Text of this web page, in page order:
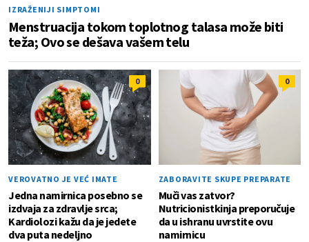
IZRAŽENIJI SIMPTOMI
Menstruacija tokom toplotnog talasa može biti
teža; Ovo se dešava vašem telu
0
VEROVATNO JE VEĆ IMATE
Jedna namirnica posebno se
izdvaja za zdravlje srca;
Kardiolozi kažu da je jedete
dva puta nedeljno
0
ZABORAVITE SKUPE PREPARATE
Muči vas zatvor?
Nutricionistkinja preporučuje
da u ishranu uvrstite ovu
namirnicu